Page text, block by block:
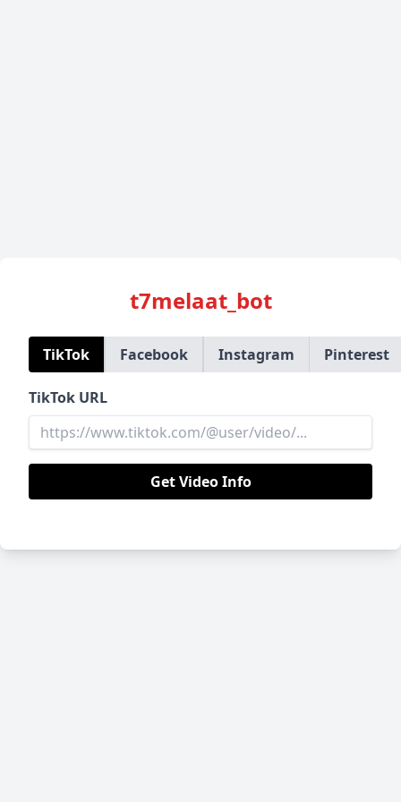
t7melaat_bot
TikTok Facebook Instagram Pinterest
TikTok URL
Get Video Info